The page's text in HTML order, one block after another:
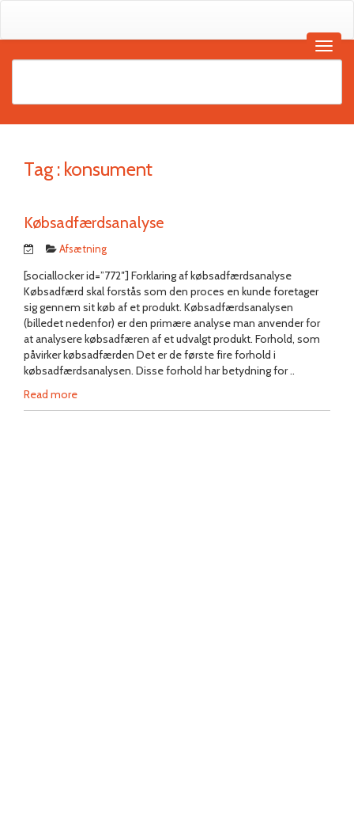
Tag : konsument
Købsadfærdsanalyse
Afsætning
[sociallocker id=”772″] Forklaring af købsadfærdsanalyse
Købsadfærd skal forstås som den proces en kunde foretager
sig gennem sit køb af et produkt. Købsadfærdsanalysen
(billedet nedenfor) er den primære analyse man anvender for
at analysere købsadfæren af et udvalgt produkt. Forhold, som
påvirker købsadfærden Det er de første fire forhold i
købsadfærdsanalysen. Disse forhold har betydning for ..
Read more